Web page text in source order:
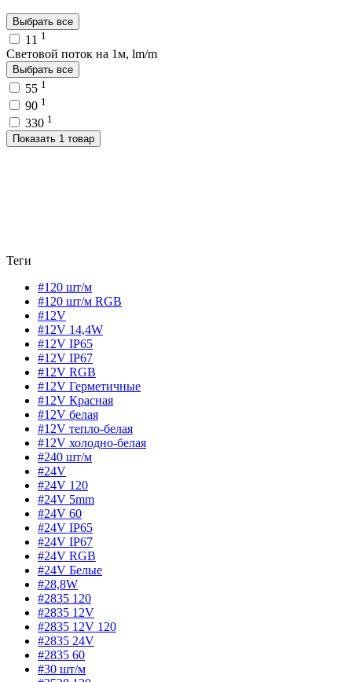
Выбрать все
11 1
Световой поток на 1м, lm/m
Выбрать все
55 1
90 1
330 1
Показать 1 товар
Теги
#120 шт/м
#120 шт/м RGB
#12V
#12V 14,4W
#12V IP65
#12V IP67
#12V RGB
#12V Герметичные
#12V Красная
#12V белая
#12V тепло-белая
#12V холодно-белая
#240 шт/м
#24V
#24V 120
#24V 5mm
#24V 60
#24V IP65
#24V IP67
#24V RGB
#24V Белые
#28,8W
#2835 120
#2835 12V
#2835 12V 120
#2835 24V
#2835 60
#30 шт/м